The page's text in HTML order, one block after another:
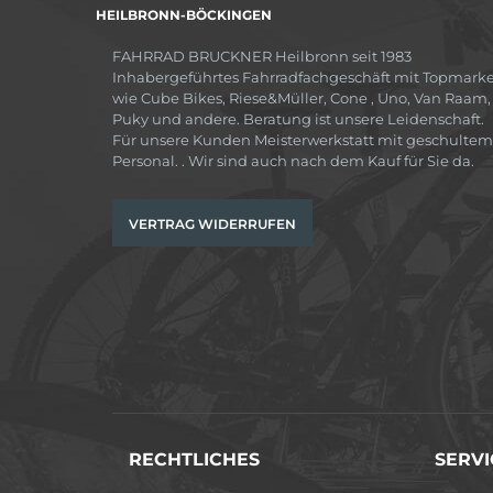
HEILBRONN-BÖCKINGEN
FAHRRAD BRUCKNER Heilbronn seit 1983
Inhabergeführtes Fahrradfachgeschäft mit
wie Cube Bikes, Riese&Müller, Cone , Uno, Van Raam,
Puky und andere. Beratung ist unsere Leidenschaft.
Für unsere Kunden Meisterwerkstatt mit geschultem
Personal. . Wir sind auch nach dem Kauf für Sie da.
VERTRAG WIDERRUFEN
RECHTLICHES